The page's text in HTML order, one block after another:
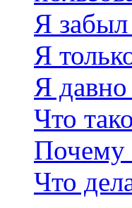
Я
Я
Я давно
Что
Почему
Что